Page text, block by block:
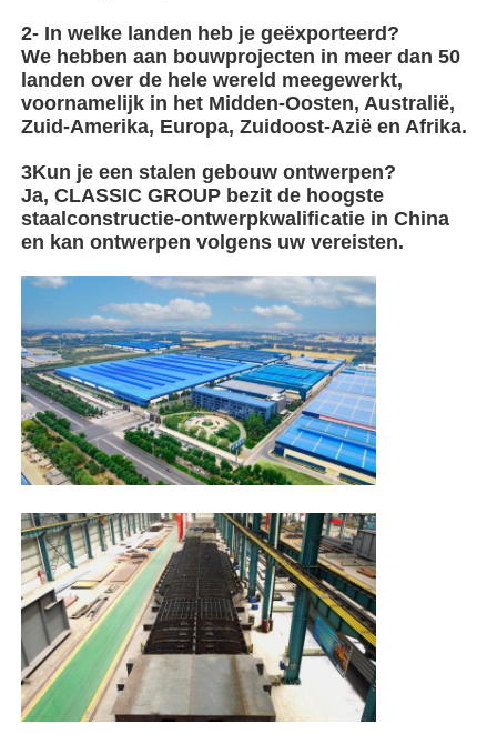
2- In welke landen heb je geëxporteerd?
We hebben aan bouwprojecten in meer dan 50
landen over de hele wereld meegewerkt,
voornamelijk in het Midden-Oosten, Australië,
Zuid-Amerika, Europa, Zuidoost-Azië en Afrika.
3Kun je een stalen gebouw ontwerpen?
Ja, CLASSIC GROUP bezit de hoogste
staalconstructie-ontwerpkwalificatie in China
en kan ontwerpen volgens uw vereisten.